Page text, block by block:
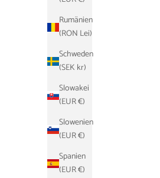
Rumänien
(RON Lei)
Schweden
(SEK kr)
Slowakei
(EUR €)
Slowenien
(EUR €)
Spanien
(EUR €)